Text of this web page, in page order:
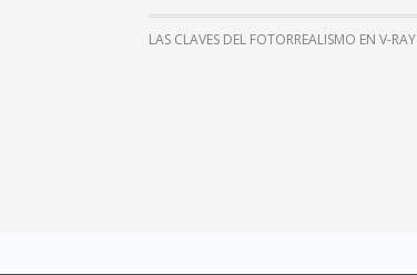
LAS CLAVES DEL FOTORREALISMO EN V-RAY